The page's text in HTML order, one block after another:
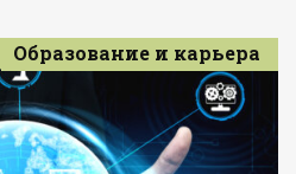
Образование и карьера